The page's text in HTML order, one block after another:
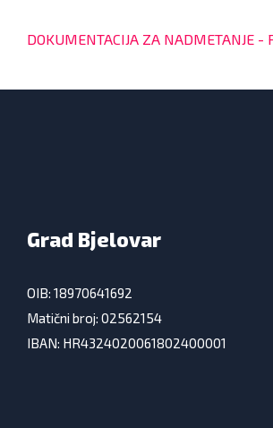
DOKUMENTACIJA ZA NADMETANJE -
Grad Bjelovar
OIB: 18970641692
Matični broj: 02562154
IBAN: HR4324020061802400001